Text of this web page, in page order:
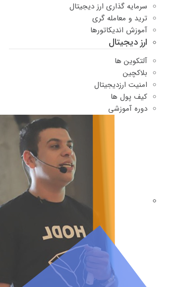
سرمایه گذاری ارز دیجیتال
ترید و معامله گری
آموزش اندیکاتورها
ارز دیجیتال
آلتکوین ها
بلاکچین
امنیت ارزدیجیتال
کیف پول ها
دوره‌ آموزشی